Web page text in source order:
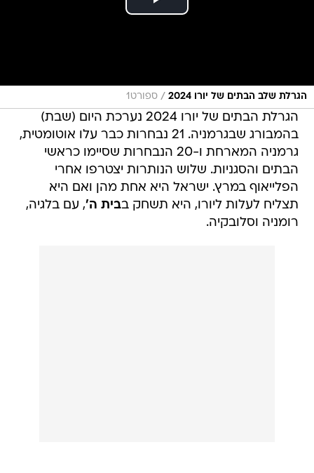
הגרלת שלב הבתים של יורו 2024 / ספורט1
הגרלת הבתים של יורו 2024 נערכת היום (שבת)
בהמבורג שבגרמניה. 21 נבחרות כבר עלו אוטומטית,
גרמניה המארחת ו-20 הנבחרות שסיימו כראשי
הבתים והסגניות. שלוש הנותרות יצטרפו אחרי
הפלייאוף במרץ. ישראל היא אחת מהן ואם היא
תצליח לעלות ליורו, היא תשחק בבית ה', עם בלגיה,
רומניה וסלובקיה.